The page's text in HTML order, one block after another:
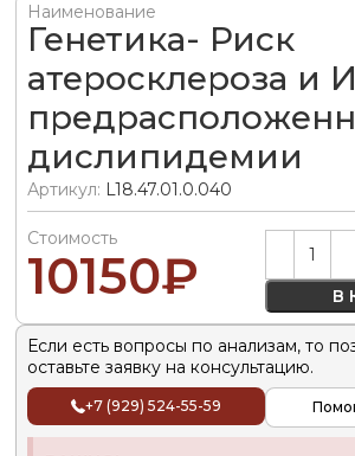
Наименование
Генетика- Риск
атеросклероза и
дислипидемии
Артикул: L18.47.01.0.040
Стоимость
10150₽ В
Alternative:
Если есть вопросы по анализам, то
оставьте заявку на консультацию.
+7 (929) 524-55-59